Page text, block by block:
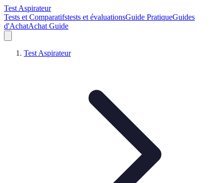
Test Aspirateur
Tests et Comparatifstests et évaluationsGuide PratiqueGuides
d'AchatAchat Guide
Test Aspirateur